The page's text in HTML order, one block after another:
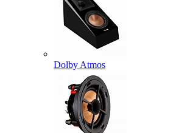
Dolby Atmos